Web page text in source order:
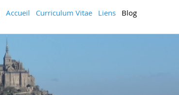
Accueil Curriculum Vitae Liens Blog